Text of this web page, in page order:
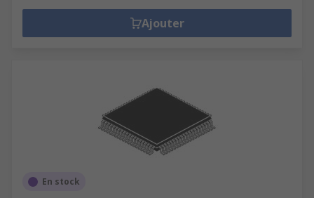
Ajouter
En stock